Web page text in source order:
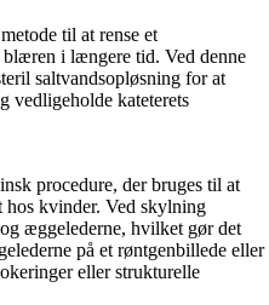
til at rense et
i længere tid. Ved denne
saltvandsopløsning for at
vedligeholde kateterets
procedure, der bruges til at
hos kvinder. Ved skylning
æggelederne, hvilket gør det
på et røntgenbillede eller
eller strukturelle